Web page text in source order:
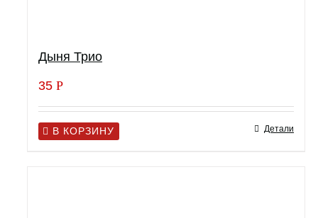
Дыня Трио
35 Р
В КОРЗИНУ Детали